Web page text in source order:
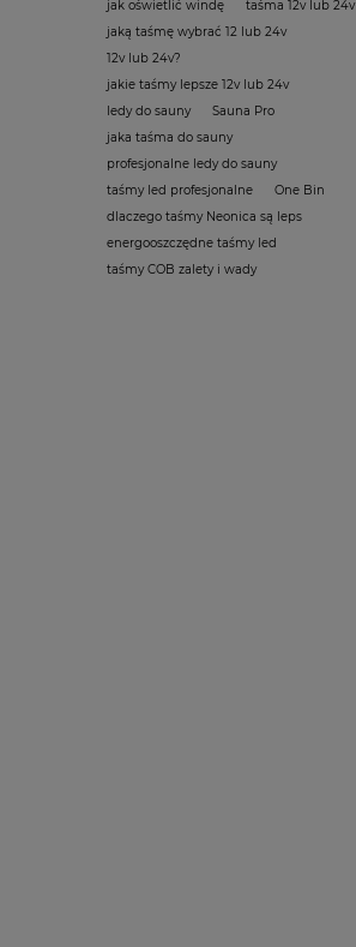
jak oświetlić windę
taśma 12v lub 24v
jaką taśmę wybrać 12 lub 24v
12v lub 24v?
jakie taśmy lepsze 12v lub 24v
ledy do sauny
Sauna Pro
jaka taśma do sauny
profesjonalne ledy do sauny
taśmy led profesjonalne
One Bin
dlaczego taśmy Neonica są leps
energooszczędne taśmy led
taśmy COB zalety i wady